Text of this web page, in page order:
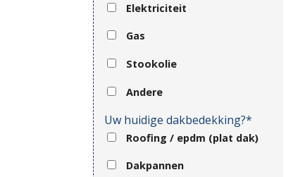
Elektriciteit
Gas
Stookolie
Andere
Uw huidige dakbedekking?*
Roofing / epdm (plat dak)
Dakpannen